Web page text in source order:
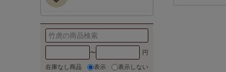
〜
在庫なし商品 表示
表示しない